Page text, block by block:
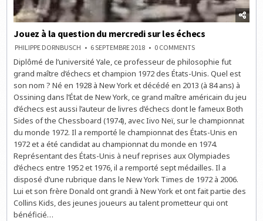
Jouez à la question du mercredi sur les échecs
PHILIPPE DORNBUSCH 6 SEPTEMBRE 2018 0 COMMENTSON
À
QUESTION
DU
MERCREDI
SUR
ÉCHECS
Diplômé de l’université Yale, ce professeur de philosophie fut
grand maître d’échecs et champion 1972 des États-Unis. Quel est
son nom ? Né en 1928 à New York et décédé en 2013 (à 84 ans) à
Ossining dans l’État de New York, ce grand maître américain du jeu
d’échecs est aussi l’auteur de livres d’échecs dont le fameux Both
Sides of the Chessboard (1974), avec Iivo Neï, sur le championnat
du monde 1972. Il a remporté le championnat des États-Unis en
1972 et a été candidat au championnat du monde en 1974.
Représentant des États-Unis à neuf reprises aux Olympiades
d’échecs entre 1952 et 1976, il a remporté sept médailles. Il a
disposé d’une rubrique dans le New York Times de 1972 à 2006.
Lui et son frère Donald ont grandi à New York et ont fait partie des
Collins Kids, des jeunes joueurs au talent prometteur qui ont
bénéficié…